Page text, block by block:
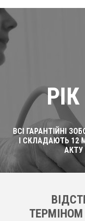
ВСІ ГАРАНТІЙНІ
І СКЛАДАЮТЬ 12
АКТУ
ТЕРМІНОМ